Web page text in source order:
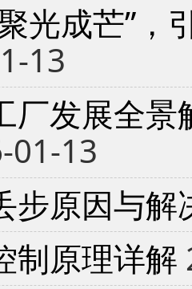
光成芒”，
13
厂发展全
01-13
步原因与解
制原理详解